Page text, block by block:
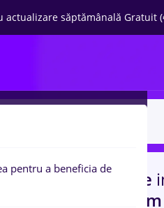
actualizare săptămânală Gratuit
plafar, Full time
IT / Telecom
pentru a beneficia de